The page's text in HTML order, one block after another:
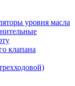
уровня масла
клапана